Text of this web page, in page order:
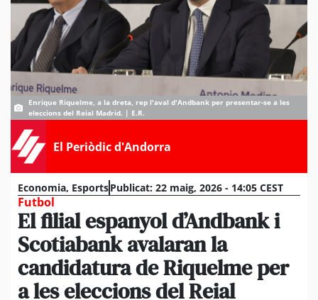
Enrique Riquelme, a la dreta, rep l'aval d'Andbank per presentar-se a les
eleccions del Reial Madrid. | E.R.
El Periòdic d'Andorra
Economia, EsportsPublicat: 22 maig, 2026 - 14:05 CEST
Futbol
El filial espanyol d’Andbank i
Scotiabank avalaran la
candidatura de Riquelme per
a les eleccions del Reial